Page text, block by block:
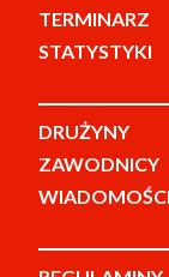
TERMINARZ
STATYSTYKI
DRUŻYNY
ZAWODNICY
WIADOMOŚCI